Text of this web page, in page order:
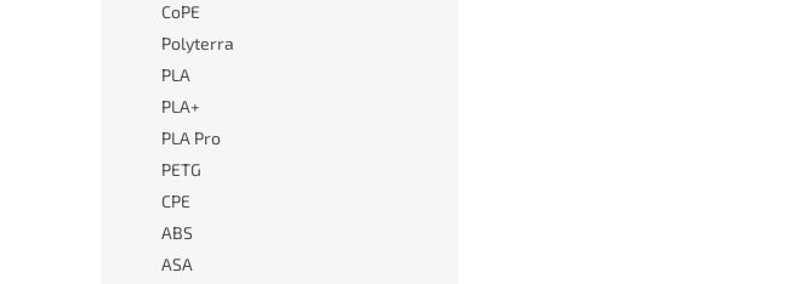
CoPE
Polyterra
PLA
PLA+
PLA Pro
PETG
CPE
ABS
ASA